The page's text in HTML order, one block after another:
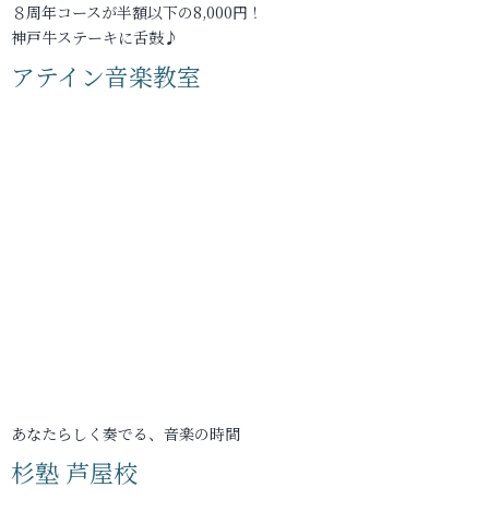
８周年コースが半額以下の8,000円！
神戸牛ステーキに舌鼓♪
アテイン音楽教室
あなたらしく奏でる、音楽の時間
杉塾 芦屋校